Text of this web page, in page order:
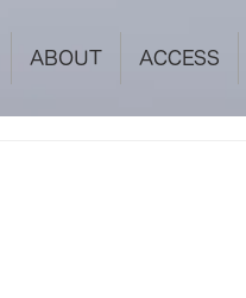
ABOUT ACCESS